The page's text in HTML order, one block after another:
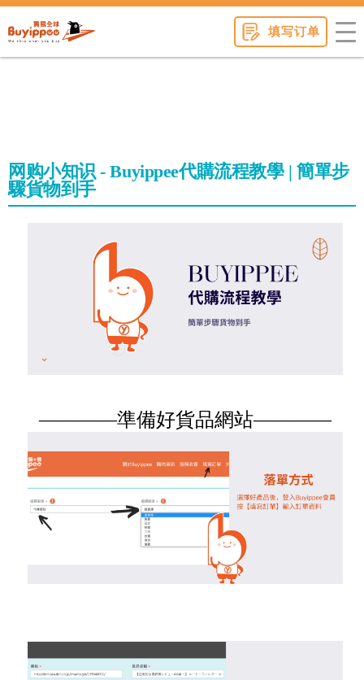
填写订单
网购小知识 - Buyippee代購流程教學 | 簡單步
驟貨物到手
————準備好貨品網站————